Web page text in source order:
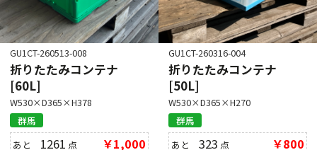
GU1CT-260513-008
折りたたみコンテナ
[60L]
W530×D365×H378
群馬
あと 1261 点 ￥1,000
GU1CT-260316-004
折りたたみコンテナ
[50L]
W530×D365×H270
群馬
あと323 点 ￥800